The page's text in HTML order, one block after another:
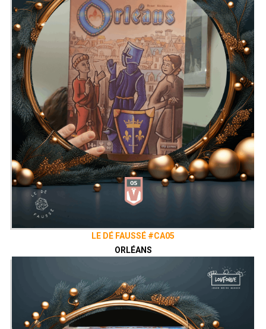
LE DÉ FAUSSÉ #CA05
ORLÉANS